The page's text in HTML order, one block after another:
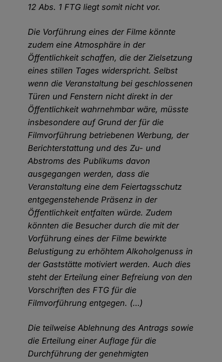
12 Abs. 1 FTG liegt somit nicht vor.
Die Vorführung eines der Filme könnte
zudem eine Atmosphäre in der
Öffentlichkeit schaffen, die der Zielsetzung
eines stillen Tages widerspricht. Selbst
wenn die Veranstaltung bei geschlossenen
Türen und Fenstern nicht direkt in der
Öffentlichkeit wahrnehmbar wäre, müsste
insbesondere auf Grund der für die
Filmvorführung betriebenen Werbung, der
Berichterstattung und des Zu- und
Abstroms des Publikums davon
ausgegangen werden, dass die
Veranstaltung eine dem Feiertagsschutz
entgegenstehende Präsenz in der
Öffentlichkeit entfalten würde. Zudem
könnten die Besucher durch die mit der
Vorführung eines der Filme bewirkte
Belustigung zu erhöhtem Alkoholgenuss in
der Gaststätte motiviert werden. Auch dies
steht der Erteilung einer Befreiung von den
Vorschriften des FTG für die
Filmvorführung entgegen. (…)
Die teilweise Ablehnung des Antrags sowie
die Erteilung einer Auflage für die
Durchführung der genehmigten